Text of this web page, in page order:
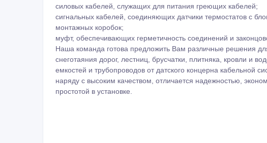
силовых кабелей, служащих для питания греющих кабелей;
сигнальных кабелей, соединяющих датчики термостатов с
монтажных коробок;
муфт, обеспечивающих герметичность соединений и
Наша команда готова предложить Вам различные решения
снеготаяния дорог, лестниц, брусчатки, плитняка, кровли и
емкостей и трубопроводов от датского концерна кабельной
наряду с высоким качеством, отличается надежностью,
простотой в установке.